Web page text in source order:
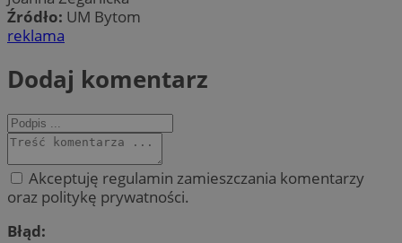
Źródło: UM Bytom
reklama
Dodaj komentarz
Akceptuję regulamin zamieszczania komentarzy
oraz politykę prywatności.
Błąd: